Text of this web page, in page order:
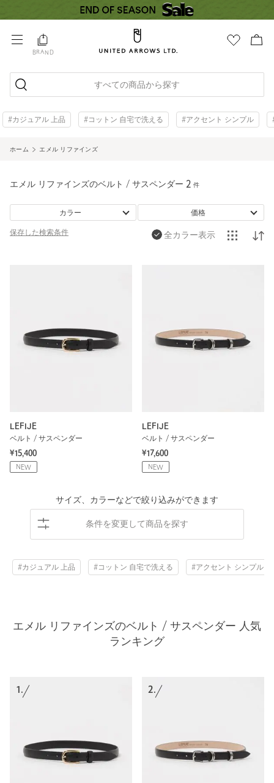
BRAND
すべての商品から探す
#カジュアル 上品 #コットン 自宅で洗える #アクセント シンプル
ホーム エメル リファインズ
エメル リファインズのベルト / サスペンダー 2 件
カラー 価格
保存した検索条件 全カラー表示
LEFIJE
ベルト / サスペンダー
¥15,400
NEW
LEFIJE
ベルト / サスペンダー
¥17,600
NEW
サイズ、カラーなどで絞り込みができます
条件を変更して商品を探す
#カジュアル 上品 #コットン 自宅で洗える #アクセント シンプル
エメル リファインズのベルト / サスペンダー 人気
ランキング
1. 2.